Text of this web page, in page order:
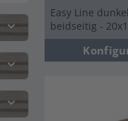
Easy Line
beidseitig -